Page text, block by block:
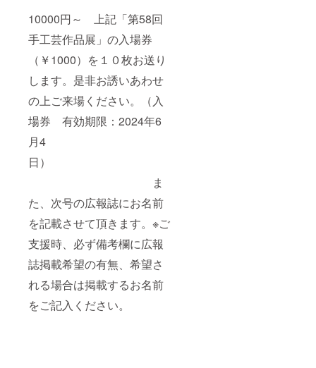
10000円～ 上記「第58回
手工芸作品展」の入場券
（￥1000）を１０枚お送り
します。是非お誘いあわせ
の上ご来場ください。（入
場券 有効期限：2024年6
月4
日）
ま
た、次号の広報誌にお名前
を記載させて頂きます。※ご
支援時、必ず備考欄に広報
誌掲載希望の有無、希望さ
れる場合は掲載するお名前
をご記入ください。